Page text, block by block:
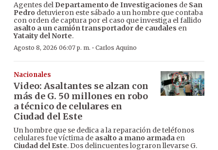
Agentes del Departamento de Investigaciones de San
Pedro detuvieron este sábado a un hombre que contaba
con orden de captura por el caso que investiga el fallido
asalto a un camión transportador de caudales en
Yataity del Norte.
Agosto 8, 2026 06:07 p. m. · Carlos Aquino
Nacionales
Video: Asaltantes se alzan con
más de G. 50 millones en robo
a técnico de celulares en
Ciudad del Este
Un hombre que se dedica a la reparación de teléfonos
celulares fue víctima de asalto a mano armada en
Ciudad del Este. Dos delincuentes lograron llevarse G.